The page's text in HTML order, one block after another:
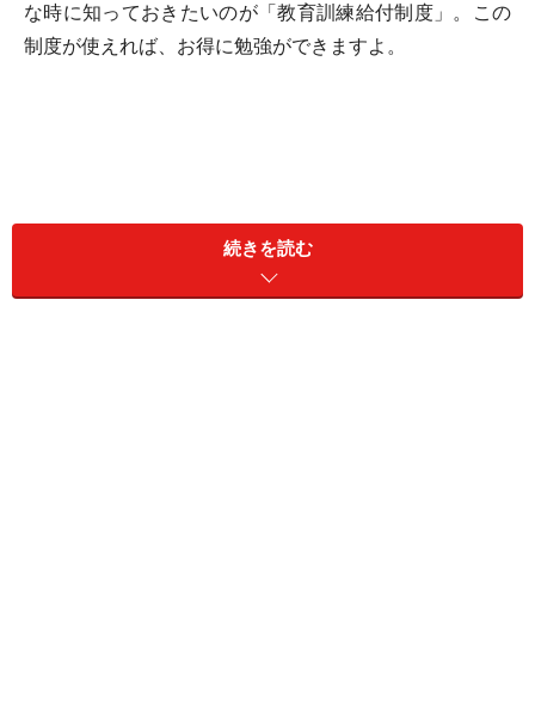
な時に知っておきたいのが「教育訓練給付制度」。この
制度が使えれば、お得に勉強ができますよ。
続きを読む